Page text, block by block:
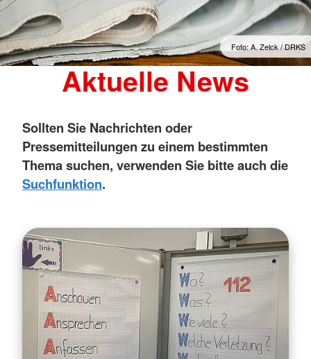
Foto: A. Zelck / DRKS
Aktuelle News
Sollten Sie Nachrichten oder
Pressemitteilungen zu einem bestimmten
Thema suchen, verwenden Sie bitte auch die
Suchfunktion.